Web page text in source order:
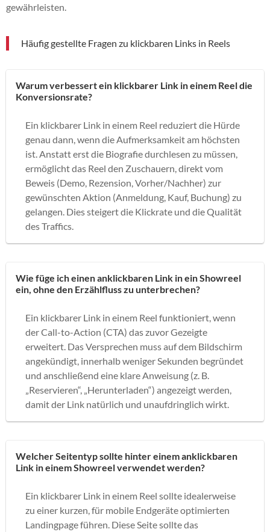
gewährleisten.
Häufig gestellte Fragen zu klickbaren Links in Reels
Warum verbessert ein klickbarer Link in einem Reel die
Konversionsrate?
Ein klickbarer Link in einem Reel reduziert die Hürde
genau dann, wenn die Aufmerksamkeit am höchsten
ist. Anstatt erst die Biografie durchlesen zu müssen,
ermöglicht das Reel den Zuschauern, direkt vom
Beweis (Demo, Rezension, Vorher/Nachher) zur
gewünschten Aktion (Anmeldung, Kauf, Buchung) zu
gelangen. Dies steigert die Klickrate und die Qualität
des Traffics.
Wie füge ich einen anklickbaren Link in ein Showreel
ein, ohne den Erzählfluss zu unterbrechen?
Ein klickbarer Link in einem Reel funktioniert, wenn
der Call-to-Action (CTA) das zuvor Gezeigte
erweitert. Das Versprechen muss auf dem Bildschirm
angekündigt, innerhalb weniger Sekunden begründet
und anschließend eine klare Anweisung (z. B.
„Reservieren“, „Herunterladen“) angezeigt werden,
damit der Link natürlich und unaufdringlich wirkt.
Welcher Seitentyp sollte hinter einem anklickbaren
Link in einem Showreel verwendet werden?
Ein klickbarer Link in einem Reel sollte idealerweise
zu einer kurzen, für mobile Endgeräte optimierten
Landingpage führen. Diese Seite sollte das